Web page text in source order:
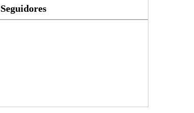
Seguidores